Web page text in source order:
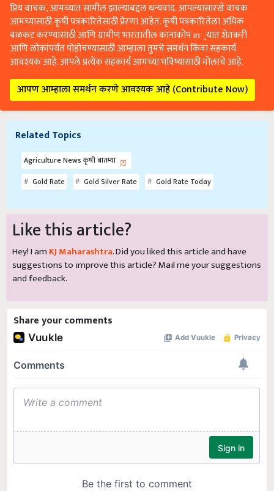
प्रिय वाचक, आमच्यात सामील झाल्याबद्दल धन्यवाद. आपल्यासारखे वाचक
आमच्यासाठी कृषी पत्रकारितेसाठी प्रेरणा आहेत. कृषी पत्रकारितेला अधिक
बळकट करण्यासाठी आणि ग्रामीण भारतातील कानाकोप in्यात शेतकरी
आणि लोकांपर्यंत पोहोचण्यासाठी आम्हाला तुमचे समर्थन किंवा सहकार्य
आवश्यक आहे. आपले प्रत्येक सहकार्य आमच्या भविष्यासाठी मोलाचे आहे.
आपण आम्हाला समर्थन करणे आवश्यक आहे (Contribute Now)
Related Topics
Agriculture News कृषी बातम्या
Gold Rate
Gold Silver Rate Gold Rate Today
Like this article?
Hey! I am KJ Maharashtra. Did you liked this article and have
suggestions to improve this article?Mailme your suggestions
and feedback.
Share your comments